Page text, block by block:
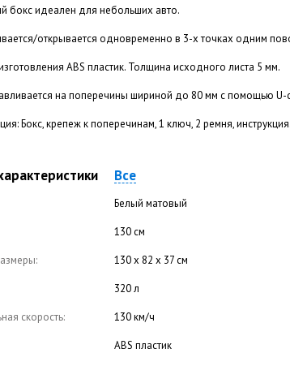
бокс идеален для небольших авто.
открывается одновременно в 3-х точках одним
ABS пластик. Толщина исходного листа 5 мм.
на поперечины шириной до 80 мм с помощью U-
Бокс, крепеж к поперечинам, 1 ключ, 2 ремня, инструкция.
Все
Белый матовый
130 см
130 х 82 х 37 см
320 л
скорость: 130 км/ч
ABS пластик